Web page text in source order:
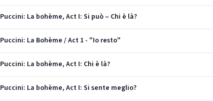
Puccini: La bohème, Act I: Si può – Chi è là?
Puccini: La Bohème / Act 1 - "Io resto"
Puccini: La bohème, Act I: Chi è là?
Puccini: La bohème, Act I: Si sente meglio?